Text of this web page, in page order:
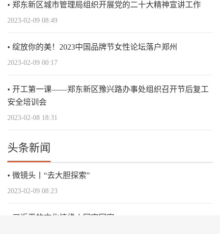
郑东新区城市管理局组织开展党的二十大精神宣讲工作
2023-02-09 08:49
绽放你的美！2023中国品牌节女性论坛落户郑州
2023-02-09 00:17
开工第一课——郑东新区豫兴路办事处组织召开节后复工
安全培训会
2023-02-08 18:31
头条新闻
微镜头丨“去大胆探索”
2023-02-09 08:23
习近平的文化情缘丨国宝回家